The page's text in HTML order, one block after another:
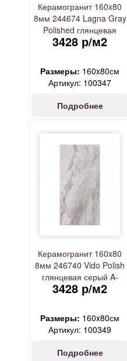
Керамогранит 160x80
8мм 244674 Lagna Gray
Polished глянцевая
серый A-Ceramica
3428 р/м2
Размеры: 160x80см
Артикул: 100347
Подробнее
Керамогранит 160x80
8мм 246740 Vido Polish
глянцевая серый A-
Ceramica
3428 р/м2
Размеры: 160x80см
Артикул: 100349
Подробнее